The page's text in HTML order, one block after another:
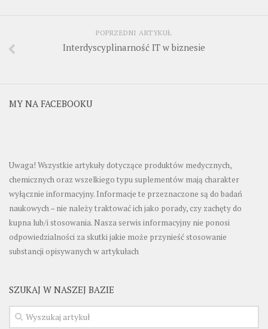
POPRZEDNI ARTYKUŁ
Interdyscyplinarność IT w biznesie
MY NA FACEBOOKU
Uwaga! Wszystkie artykuły dotyczące produktów medycznych,
chemicznych oraz wszelkiego typu suplementów mają charakter
wyłącznie informacyjny. Informacje te przeznaczone są do badań
naukowych – nie należy traktować ich jako porady, czy zachęty do
kupna lub/i stosowania. Nasza serwis informacyjny nie ponosi
odpowiedzialności za skutki jakie może przynieść stosowanie
substancji opisywanych w artykułach
SZUKAJ W NASZEJ BAZIE